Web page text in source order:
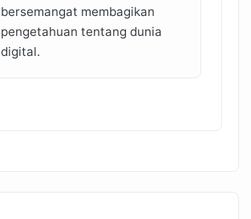
bersemangat membagikan
pengetahuan tentang dunia
digital.